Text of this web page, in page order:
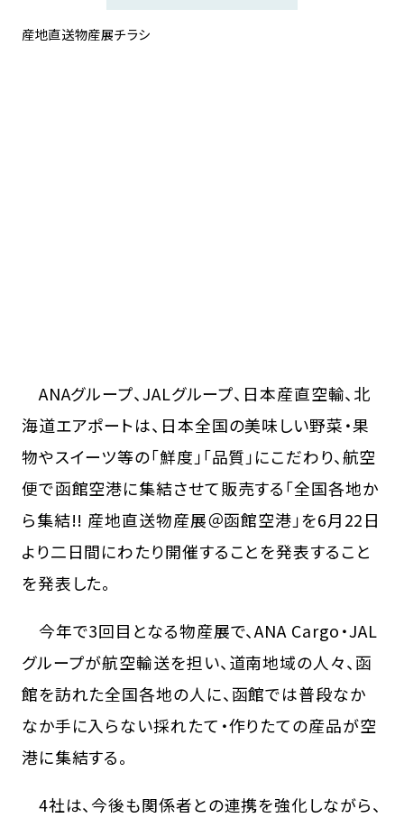
産地直送物産展チラシ
ANAグループ、JALグループ、日本産直空輸、北
海道エアポートは、日本全国の美味しい野菜・果
物やスイーツ等の「鮮度」「品質」にこだわり、航空
便で函館空港に集結させて販売する「全国各地か
ら集結!! 産地直送物産展＠函館空港」を6月22日
より二日間にわたり開催することを発表すること
を発表した。
今年で3回目となる物産展で、ANA Cargo・JAL
グループが航空輸送を担い、道南地域の人々、函
館を訪れた全国各地の人に、函館では普段なか
なか手に入らない採れたて・作りたての産品が空
港に集結する。
4社は、今後も関係者との連携を強化しながら、